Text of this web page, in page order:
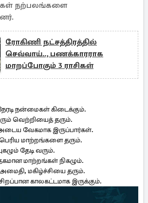
நற்பலங்களை
ரோகிணி நட்சத்திரத்தில்
செவ்வாய்.., பணக்காரராக
மாறப்போகும் 3 ராசிகள்
நன்மைகள் கிடைக்கும்.
வெற்றியைத் தரும்.
வேகமாக இருப்பார்கள்.
மாற்றங்களை தரும்.
தேடி வரும்.
மாற்றங்கள் நிகழும்.
மகிழ்ச்சியை தரும்.
காலகட்டமாக இருக்கும்.